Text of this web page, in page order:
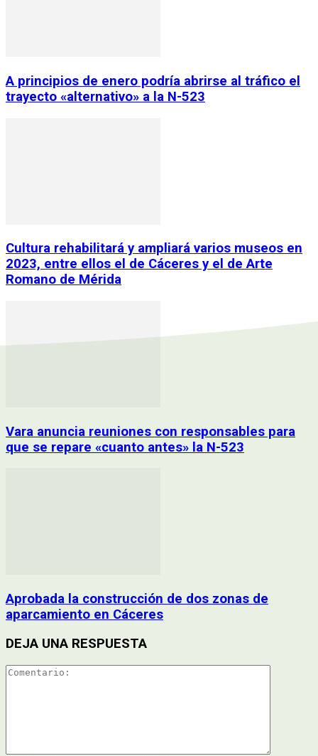
A principios de enero podría abrirse al tráfico el
trayecto «alternativo» a la N-523
Cultura rehabilitará y ampliará varios museos en
2023, entre ellos el de Cáceres y el de Arte
Romano de Mérida
Vara anuncia reuniones con responsables para
que se repare «cuanto antes» la N-523
Aprobada la construcción de dos zonas de
aparcamiento en Cáceres
DEJA UNA RESPUESTA